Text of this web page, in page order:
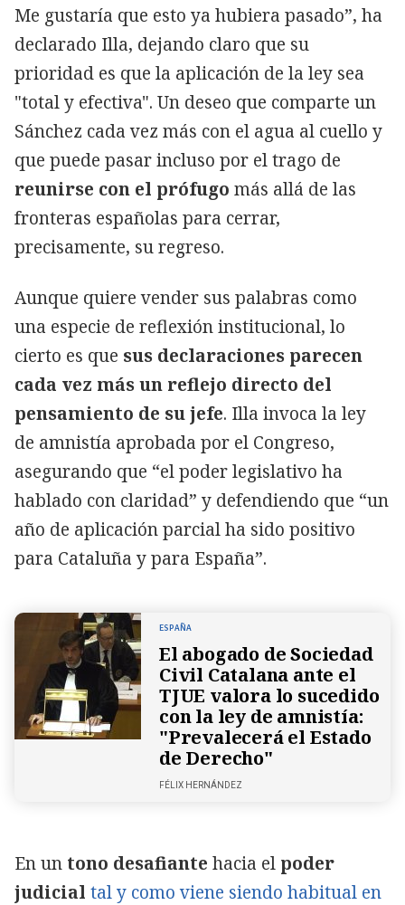
Me gustaría que esto ya hubiera pasado”, ha
declarado Illa, dejando claro que su
prioridad es que la aplicación de la ley sea
"total y efectiva". Un deseo que comparte un
Sánchez cada vez más con el agua al cuello y
que puede pasar incluso por el trago de
reunirse con el prófugo más allá de las
fronteras españolas para cerrar,
precisamente, su regreso.
Aunque quiere vender sus palabras como
una especie de reflexión institucional, lo
cierto es que sus declaraciones parecen
cada vez más un reflejo directo del
pensamiento de su jefe. Illa invoca la ley
de amnistía aprobada por el Congreso,
asegurando que “el poder legislativo ha
hablado con claridad” y defendiendo que “un
año de aplicación parcial ha sido positivo
para Cataluña y para España”.
ESPAÑA
El abogado de Sociedad
Civil Catalana ante el
TJUE valora lo sucedido
con la ley de amnistía:
"Prevalecerá el Estado
de Derecho"
FÉLIX HERNÁNDEZ
En un tono desafiante hacia el poder
judicial tal y como viene siendo habitual en